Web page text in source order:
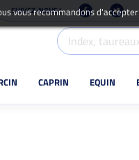
SUIVEZ-NOUS !
CAPRIN EQUIN
vous recommandons